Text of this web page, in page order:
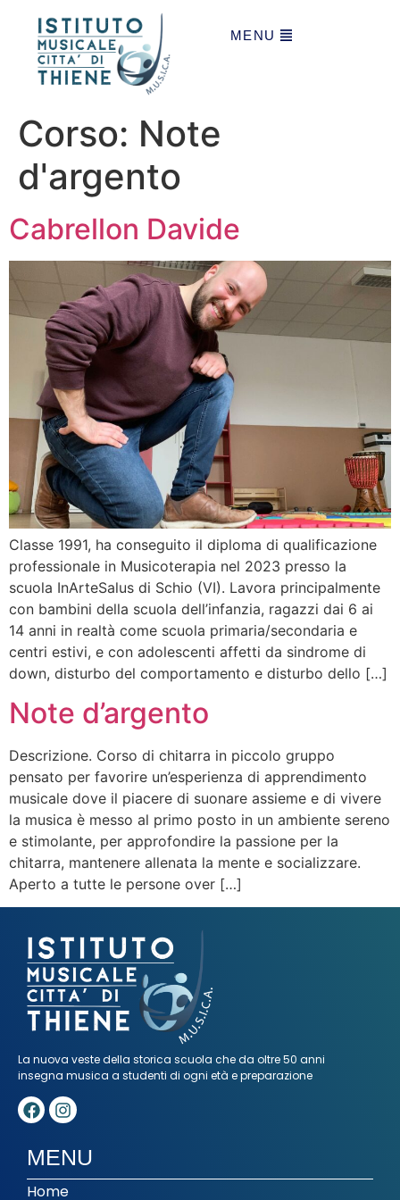
MENU
Corso: Note
d'argento
Cabrellon Davide
Classe 1991, ha conseguito il diploma di qualificazione
professionale in Musicoterapia nel 2023 presso la
scuola InArteSalus di Schio (VI). Lavora principalmente
con bambini della scuola dell’infanzia, ragazzi dai 6 ai
14 anni in realtà come scuola primaria/secondaria e
centri estivi, e con adolescenti affetti da sindrome di
down, disturbo del comportamento e disturbo dello […]
Note d’argento
Descrizione. Corso di chitarra in piccolo gruppo
pensato per favorire un’esperienza di apprendimento
musicale dove il piacere di suonare assieme e di vivere
la musica è messo al primo posto in un ambiente sereno
e stimolante, per approfondire la passione per la
chitarra, mantenere allenata la mente e socializzare.
Aperto a tutte le persone over […]
La nuova veste della storica scuola che da oltre 50 anni
insegna musica a studenti di ogni età e preparazione
MENU
Home